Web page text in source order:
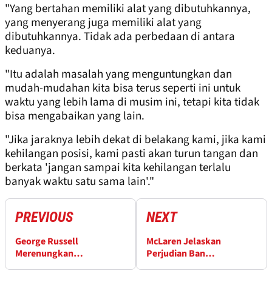
"Yang bertahan memiliki alat yang dibutuhkannya,
yang menyerang juga memiliki alat yang
dibutuhkannya. Tidak ada perbedaan di antara
keduanya.
"Itu adalah masalah yang menguntungkan dan
mudah-mudahan kita bisa terus seperti ini untuk
waktu yang lebih lama di musim ini, tetapi kita tidak
bisa mengabaikan yang lain.
"Jika jaraknya lebih dekat di belakang kami, jika kami
kehilangan posisi, kami pasti akan turun tangan dan
berkata 'jangan sampai kita kehilangan terlalu
banyak waktu satu sama lain'."
PREVIOUS
George Russell
Merenungkan
NEXT
McLaren Jelaskan
Perjudian Ban